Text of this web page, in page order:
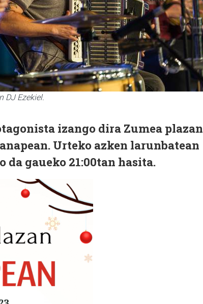
DJ Ezekiel.
izango dira Zumea plazan
Urteko azken larunbatean
gaueko 21:00tan hasita.